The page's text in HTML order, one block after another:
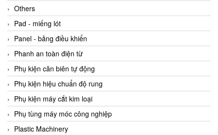
Beijer
Beinlich-pumps
Beka
BEKO
Belimo
Benetech Vietnam
Bently Nevada
Bentone Vietnam
Bernstein Vietnam
Others
Pad - miếng lót
Panel - bảng điều khiển
Phanh an toàn điện từ
Phụ kiện căn biên tự động
Phụ kiện hiệu chuẩn độ rung
Phụ kiện máy cắt kim loại
Phụ tùng máy móc công nghiệp
Plastic Machinery